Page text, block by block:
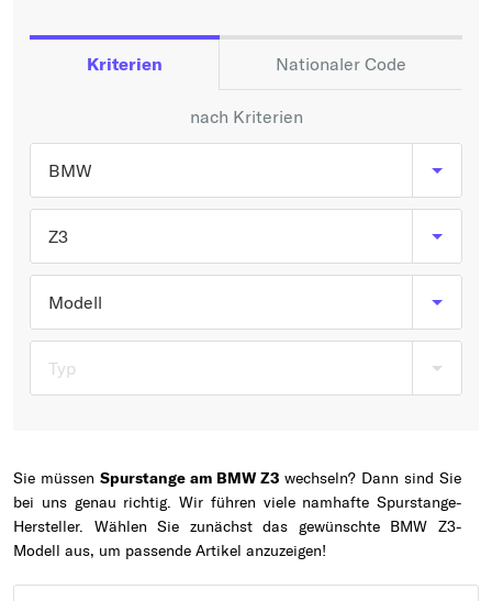
Hersteller wählen
Typ wählen
Kriterien Nationaler Code
nach Kriterien
BMW
Z3
Modell
Typ
Sie müssen Spurstange am BMW Z3 wechseln? Dann sind Sie
bei uns genau richtig. Wir führen viele namhafte Spurstange-
Hersteller. Wählen Sie zunächst das gewünschte BMW Z3-
Modell aus, um passende Artikel anzuzeigen!